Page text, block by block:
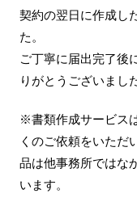
契約の翌日に作成し
た。
ご丁寧に届出完了後
りがとうございまし
※書類作成サービス
くのご依頼をいただ
品は他事務所ではな
います。